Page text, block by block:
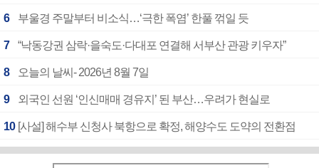
6 부울경 주말부터 비소식…‘극한 폭염’ 한풀 꺾일 듯
7 “낙동강권 삼락·을숙도·다대포 연결해 서부산 관광 키우자”
8 오늘의 날씨- 2026년 8월 7일
9 외국인 선원 ‘인신매매 경유지’ 된 부산…우려가 현실로
10 [사설] 해수부 신청사 북항으로 확정, 해양수도 도약의 전환점